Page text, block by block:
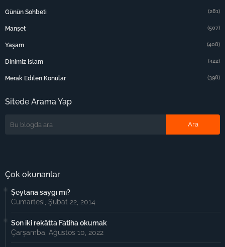
Günün Sohbeti (281)
Manşet (507)
Yaşam (408)
Dinimiz Islam (422)
Merak Edilen Konular (398)
Sitede Arama Yap
Çok okunanlar
Şeytana saygı mı?
Cumartesi, Şubat 22, 2014
Son iki rekâtta Fatiha okumak
Çarşamba, Ağustos 10, 2022